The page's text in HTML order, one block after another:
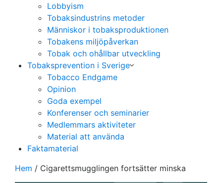
Lobbyism
Tobaksindustrins metoder
Människor i tobaksproduktionen
Tobakens miljöpåverkan
Tobak och ohållbar utveckling
Tobaksprevention i Sverige
Tobacco Endgame
Opinion
Goda exempel
Konferenser och seminarier
Medlemmars aktiviteter
Material att använda
Faktamaterial
Hem / Cigarettsmugglingen fortsätter minska